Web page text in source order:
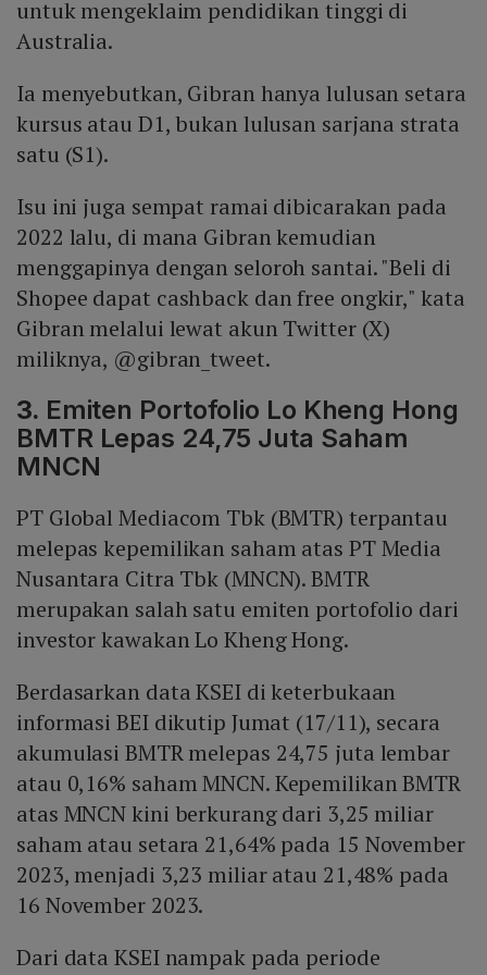
untuk mengeklaim pendidikan tinggi di
Australia.
Ia menyebutkan, Gibran hanya lulusan setara
kursus atau D1, bukan lulusan sarjana strata
satu (S1).
Isu ini juga sempat ramai dibicarakan pada
2022 lalu, di mana Gibran kemudian
menggapinya dengan seloroh santai. "Beli di
Shopee dapat cashback dan free ongkir," kata
Gibran melalui lewat akun Twitter (X)
miliknya, @gibran_tweet.
3. Emiten Portofolio Lo Kheng Hong
BMTR Lepas 24,75 Juta Saham
MNCN
PT Global Mediacom Tbk (BMTR) terpantau
melepas kepemilikan saham atas PT Media
Nusantara Citra Tbk (MNCN). BMTR
merupakan salah satu emiten portofolio dari
investor kawakan Lo Kheng Hong.
Berdasarkan data KSEI di keterbukaan
informasi BEI dikutip Jumat (17/11), secara
akumulasi BMTR melepas 24,75 juta lembar
atau 0,16% saham MNCN. Kepemilikan BMTR
atas MNCN kini berkurang dari 3,25 miliar
saham atau setara 21,64% pada 15 November
2023, menjadi 3,23 miliar atau 21,48% pada
16 November 2023.
Dari data KSEI nampak pada periode